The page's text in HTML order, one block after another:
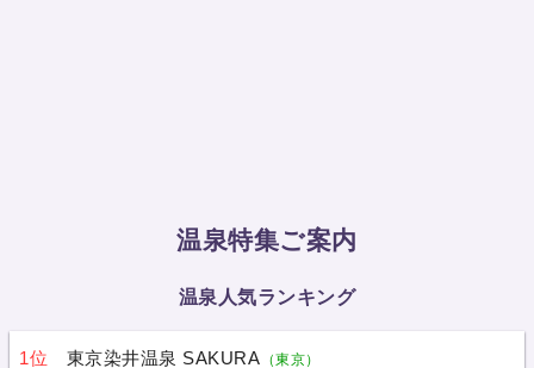
温泉特集ご案内
温泉人気ランキング
1位 東京染井温泉 SAKURA （東京）